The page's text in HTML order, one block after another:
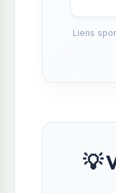
Liens
💡